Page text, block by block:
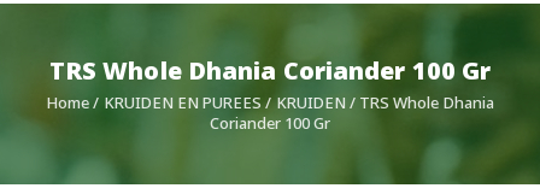
TRS Whole Dhania Coriander 100 Gr
Home/ KRUIDEN EN PUREES/ KRUIDEN / TRS Whole Dhania
Coriander 100 Gr